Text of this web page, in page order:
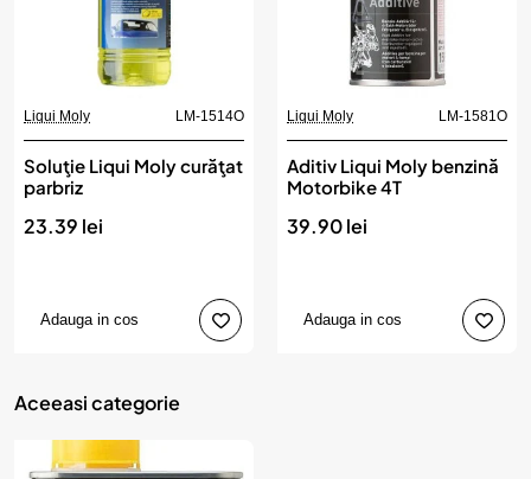
Liqui Moly LM-1514O
Soluţie Liqui Moly curăţat
parbriz
23.39 lei
Adauga in cos
Liqui Moly LM-1581O
Aditiv Liqui Moly benzină
Motorbike 4T
39.90 lei
Adauga in cos
Aceeasi categorie